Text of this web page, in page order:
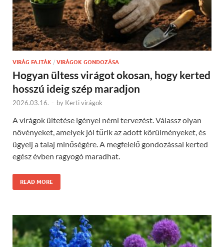
VIRÁG FAJTÁK / VIRÁGOK GONDOZÁSA
Hogyan ültess virágot okosan, hogy kerted
hosszú ideig szép maradjon
2026.03.16. - by Kerti virágok
A virágok ültetése igényel némi tervezést. Válassz olyan
növényeket, amelyek jól tűrik az adott körülményeket, és
ügyelj a talaj minőségére. A megfelelő gondozással kerted
egész évben ragyogó maradhat.
READ MORE